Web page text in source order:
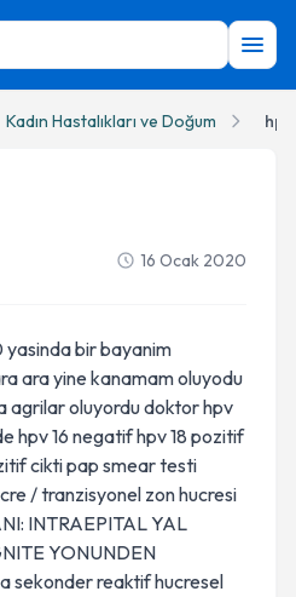
Kadın Hastalıkları ve Doğum
16 Ocak 2020
bir bayanim
ara yine kanamam oluyodu
agrilar oluyordu doktor hpv
hpv 16 negatif hpv 18 pozitif
cikti pap smear testi
/ tranzisyonel zon hucresi
INTRAEPITAL YAL
YONUNDEN
sekonder reaktif hucresel